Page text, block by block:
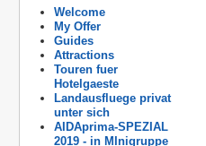
Welcome
My Offer
Guides
Attractions
Touren fuer
Hotelgaeste
Landausfluege privat
unter sich
AIDAprima-SPEZIAL
2019 - in MInigruppe